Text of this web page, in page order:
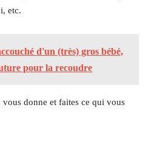
etc.
d'un (très) gros bébé,
pour la recoudre
donne et faites ce qui vous